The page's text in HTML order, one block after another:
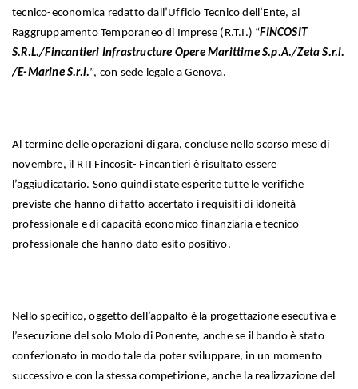
tecnico-economica redatto dall’Ufficio Tecnico dell’Ente, al
Raggruppamento Temporaneo di Imprese (R.T.I.) “FINCOSIT
S.R.L./Fincantieri Infrastructure Opere Marittime S.p.A./Zeta S.r.l.
/E-Marine S.r.l.”, con sede legale a Genova.
Al termine delle operazioni di gara, concluse nello scorso mese di
novembre, il RTI Fincosit- Fincantieri è risultato essere
l’aggiudicatario. Sono quindi state esperite tutte le verifiche
previste che hanno di fatto accertato i requisiti di idoneità
professionale e di capacità economico finanziaria e tecnico-
professionale che hanno dato esito positivo.
Nello specifico, oggetto dell’appalto è la progettazione esecutiva e
l’esecuzione del solo Molo di Ponente, anche se il bando è stato
confezionato in modo tale da poter sviluppare, in un momento
successivo e con la stessa competizione, anche la realizzazione del